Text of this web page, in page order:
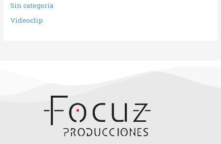
Sin categoría
Videoclip